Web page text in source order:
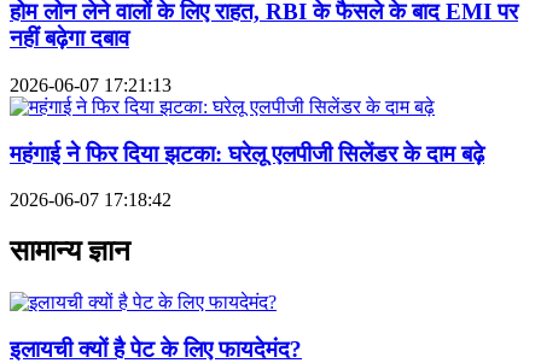
होम लोन लेने वालों के लिए राहत, RBI के फैसले के बाद EMI पर
नहीं बढ़ेगा दबाव
2026-06-07 17:21:13
महंगाई ने फिर दिया झटका: घरेलू एलपीजी सिलेंडर के दाम बढ़े
2026-06-07 17:18:42
सामान्य ज्ञान
इलायची क्यों है पेट के लिए फायदेमंद?